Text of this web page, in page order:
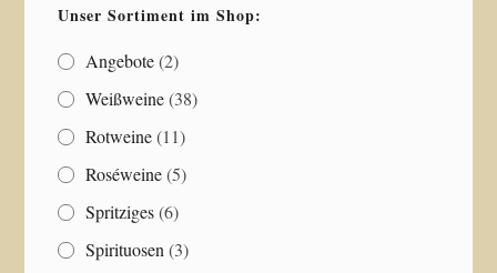
Unser Sortiment im Shop:
Angebote (2)
Weißweine (38)
Rotweine (11)
Roséweine (5)
Spritziges (6)
Spirituosen (3)